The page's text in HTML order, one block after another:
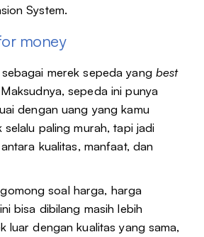
System.
money
merek sepeda yang best
sepeda ini punya
dengan uang yang kamu
paling murah, tapi jadi
kualitas, manfaat, dan
soal harga, harga
bisa dibilang masih lebih
luar dengan kualitas yang sama,